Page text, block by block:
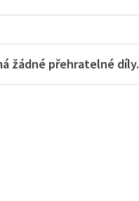
žádné přehratelné díly.